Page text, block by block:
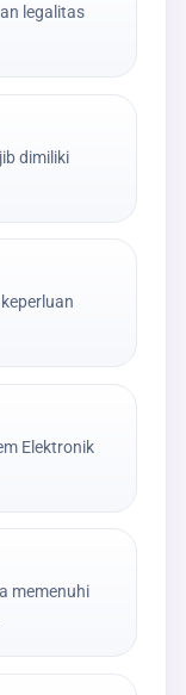
legalitas
dimiliki
Elektronik
memenuhi